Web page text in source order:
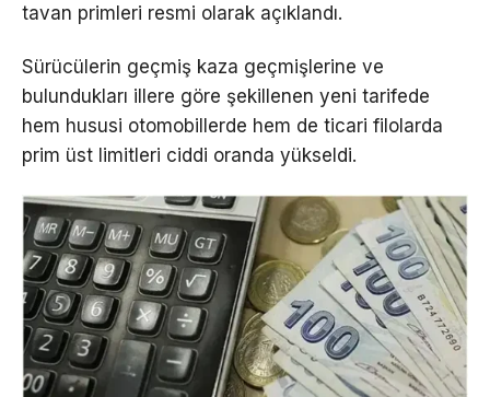
tavan primleri resmi olarak açıklandı.
Sürücülerin geçmiş kaza geçmişlerine ve
bulundukları illere göre şekillenen yeni tarifede
hem hususi otomobillerde hem de ticari filolarda
prim üst limitleri ciddi oranda yükseldi.